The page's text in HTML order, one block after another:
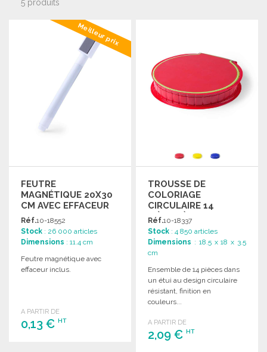
5 produits
Meilleur prix
FEUTRE
MAGNÉTIQUE 20X30
CM AVEC EFFACEUR
Réf.10-18552
Stock : 26 000 articles
Dimensions : 11.4 cm
Feutre magnétique avec
effaceur inclus.
A PARTIR DE
0,13 € HT
TROUSSE DE
COLORIAGE
CIRCULAIRE 14
PIÈCES À PRIX
GROSSISTE
Réf.10-18337
Stock : 4 850 articles
Dimensions : 18.5 x 18 x 3.5
cm
Ensemble de 14 pièces dans
un étui au design circulaire
résistant, finition en
couleurs...
A PARTIR DE
2,09 €HT